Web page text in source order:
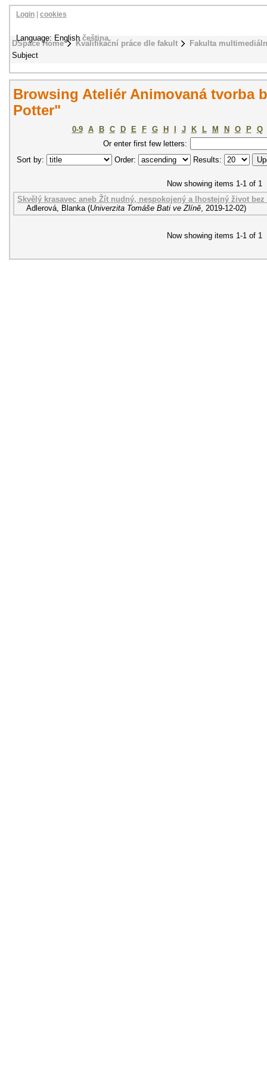
DSpace Home Kvalifikační práce dle fakult
Fakulta
Subject
Login cookies
Language: Englishčeština
Browsing Ateliér Animovaná tvorba
Potter"
0-9 A B C D E F G H J K L M N O P
Q
Or enter first few letters:
Sort by:
Order: Results:
Now showing items 1-1 of 1
Skvělý krasavec aneb Žít nudný, nespokojený a lhostejný život bez
Adlerová, Blanka (Univerzita Tomáše Bati ve Zlíně, 2019-12-02)
Now showing items 1-1 of 1